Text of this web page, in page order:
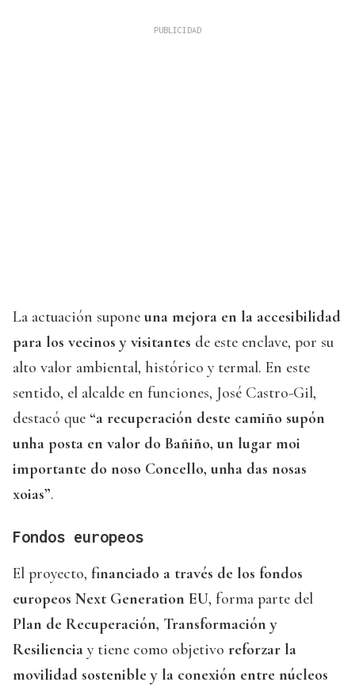
La actuación supone una mejora en la accesibilidad
para los vecinos y visitantes de este enclave, por su
alto valor ambiental, histórico y termal. En este
sentido, el alcalde en funciones, José Castro-Gil,
destacó que “a recuperación deste camiño supón
unha posta en valor do Bañiño, un lugar moi
importante do noso Concello, unha das nosas
xoias”.
Fondos europeos
El proyecto, financiado a través de los fondos
europeos Next Generation EU, forma parte del
Plan de Recuperación, Transformación y
Resiliencia y tiene como objetivo reforzar la
movilidad sostenible y la conexión entre núcleos